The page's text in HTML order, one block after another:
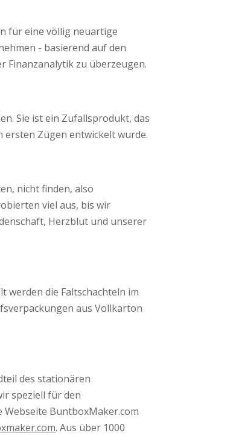
für eine völlig neuartige
- basierend auf den
Finanzanalytik zu überzeugen.
Sie ist ein Zufallsprodukt, das
ersten Zügen entwickelt wurde.
nicht finden, also
viel aus, bis wir
Herzblut und unserer
werden die Faltschachteln im
aus Vollkarton
des stationären
speziell für den
BuntboxMaker.com
. Aus über 1000